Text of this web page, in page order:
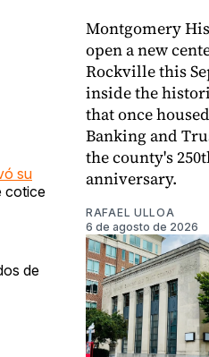
su
cotice
de
Montgomery
open a new
Rockville this
inside the
that once
Banking and
the county's
anniversary.
RAFAEL ULLOA
6 de agosto de 2026